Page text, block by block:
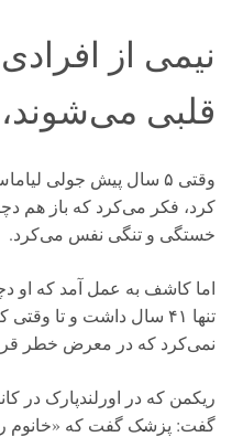
نیمی از
قلبی می‌شوند،
وقتی ۵ سال پیش جولی
کرد، فکر می‌کرد که باز هم
خستگی و تنگی نفس می‌کرد.
اما کاشف به عمل آمد که او
تنها ۴۱ سال داشت و تا
نمی‌کرد که در معرض خطر
ریکمن که در اورلندپارک در
گفت: پزشک گفت که «خانوم